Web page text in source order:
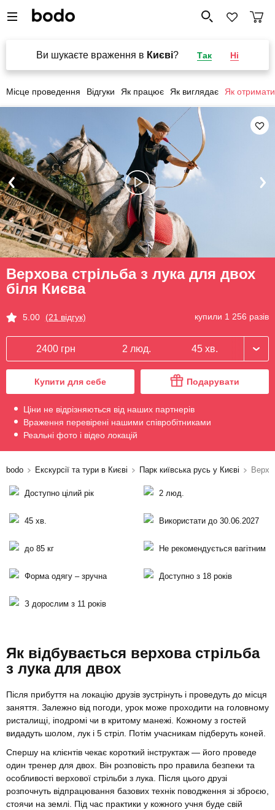
Ви шукаєте враження в Києві? Так Ні
Місце проведення Відгуки Як працює Як виглядає Як отримати
Верхова стрільба з лука для двох
біля Києва
5.00 (21 відгук) купили 1 256 разів
2400 грн 2 люд. 45 хв.
Купити для себе Подарувати
Ціни не відрізняються від наших партнерів
Враження перевірені нашими співробітниками
Реальні фото і відео локацій
bodo Екскурсії та тури в Києві Парк київська русь у Києві
Доступно цілий рік 2 люд.
45 хв. Використати до 30.06.2027
до 85 кг Не рекомендується вагітним
Форма одягу – зручна Доступно з 18 років
З дорослим з 11 років
Як відбувається верхова стрільба
з лука для двох
Після прибуття на локацію друзів зустрінуть і проведуть до місця
заняття. Залежно від погоди, урок може проходити на головному
ристалищі, іподромі чи в критому манежі. Кожному з гостей
видадуть шолом, лук і 5 стріл. Потім учасникам підберуть коней.
Спершу на клієнтів чекає короткий інструктаж — його проведе
один тренер для двох. Він розповість про правила безпеки та
особливості верхової стрільби з лука. Після цього друзі
розпочнуть відпрацювання базових технік поводження зі зброєю,
стоячи на землі. Під час практики у кожного учня буде свій